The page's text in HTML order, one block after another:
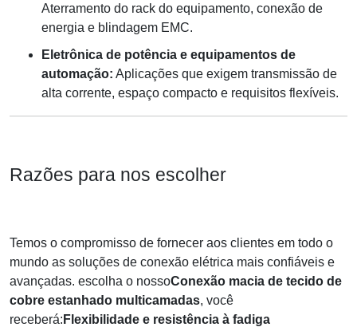
Aterramento do rack do equipamento, conexão de
energia e blindagem EMC.
Eletrônica de potência e equipamentos de
automação: Aplicações que exigem transmissão de
alta corrente, espaço compacto e requisitos flexíveis.
Razões para nos escolher
Temos o compromisso de fornecer aos clientes em todo o
mundo as soluções de conexão elétrica mais confiáveis ​​e
avançadas. escolha o nossoConexão macia de tecido de
cobre estanhado multicamadas, você
receberá: Flexibilidade e resistência à fadiga